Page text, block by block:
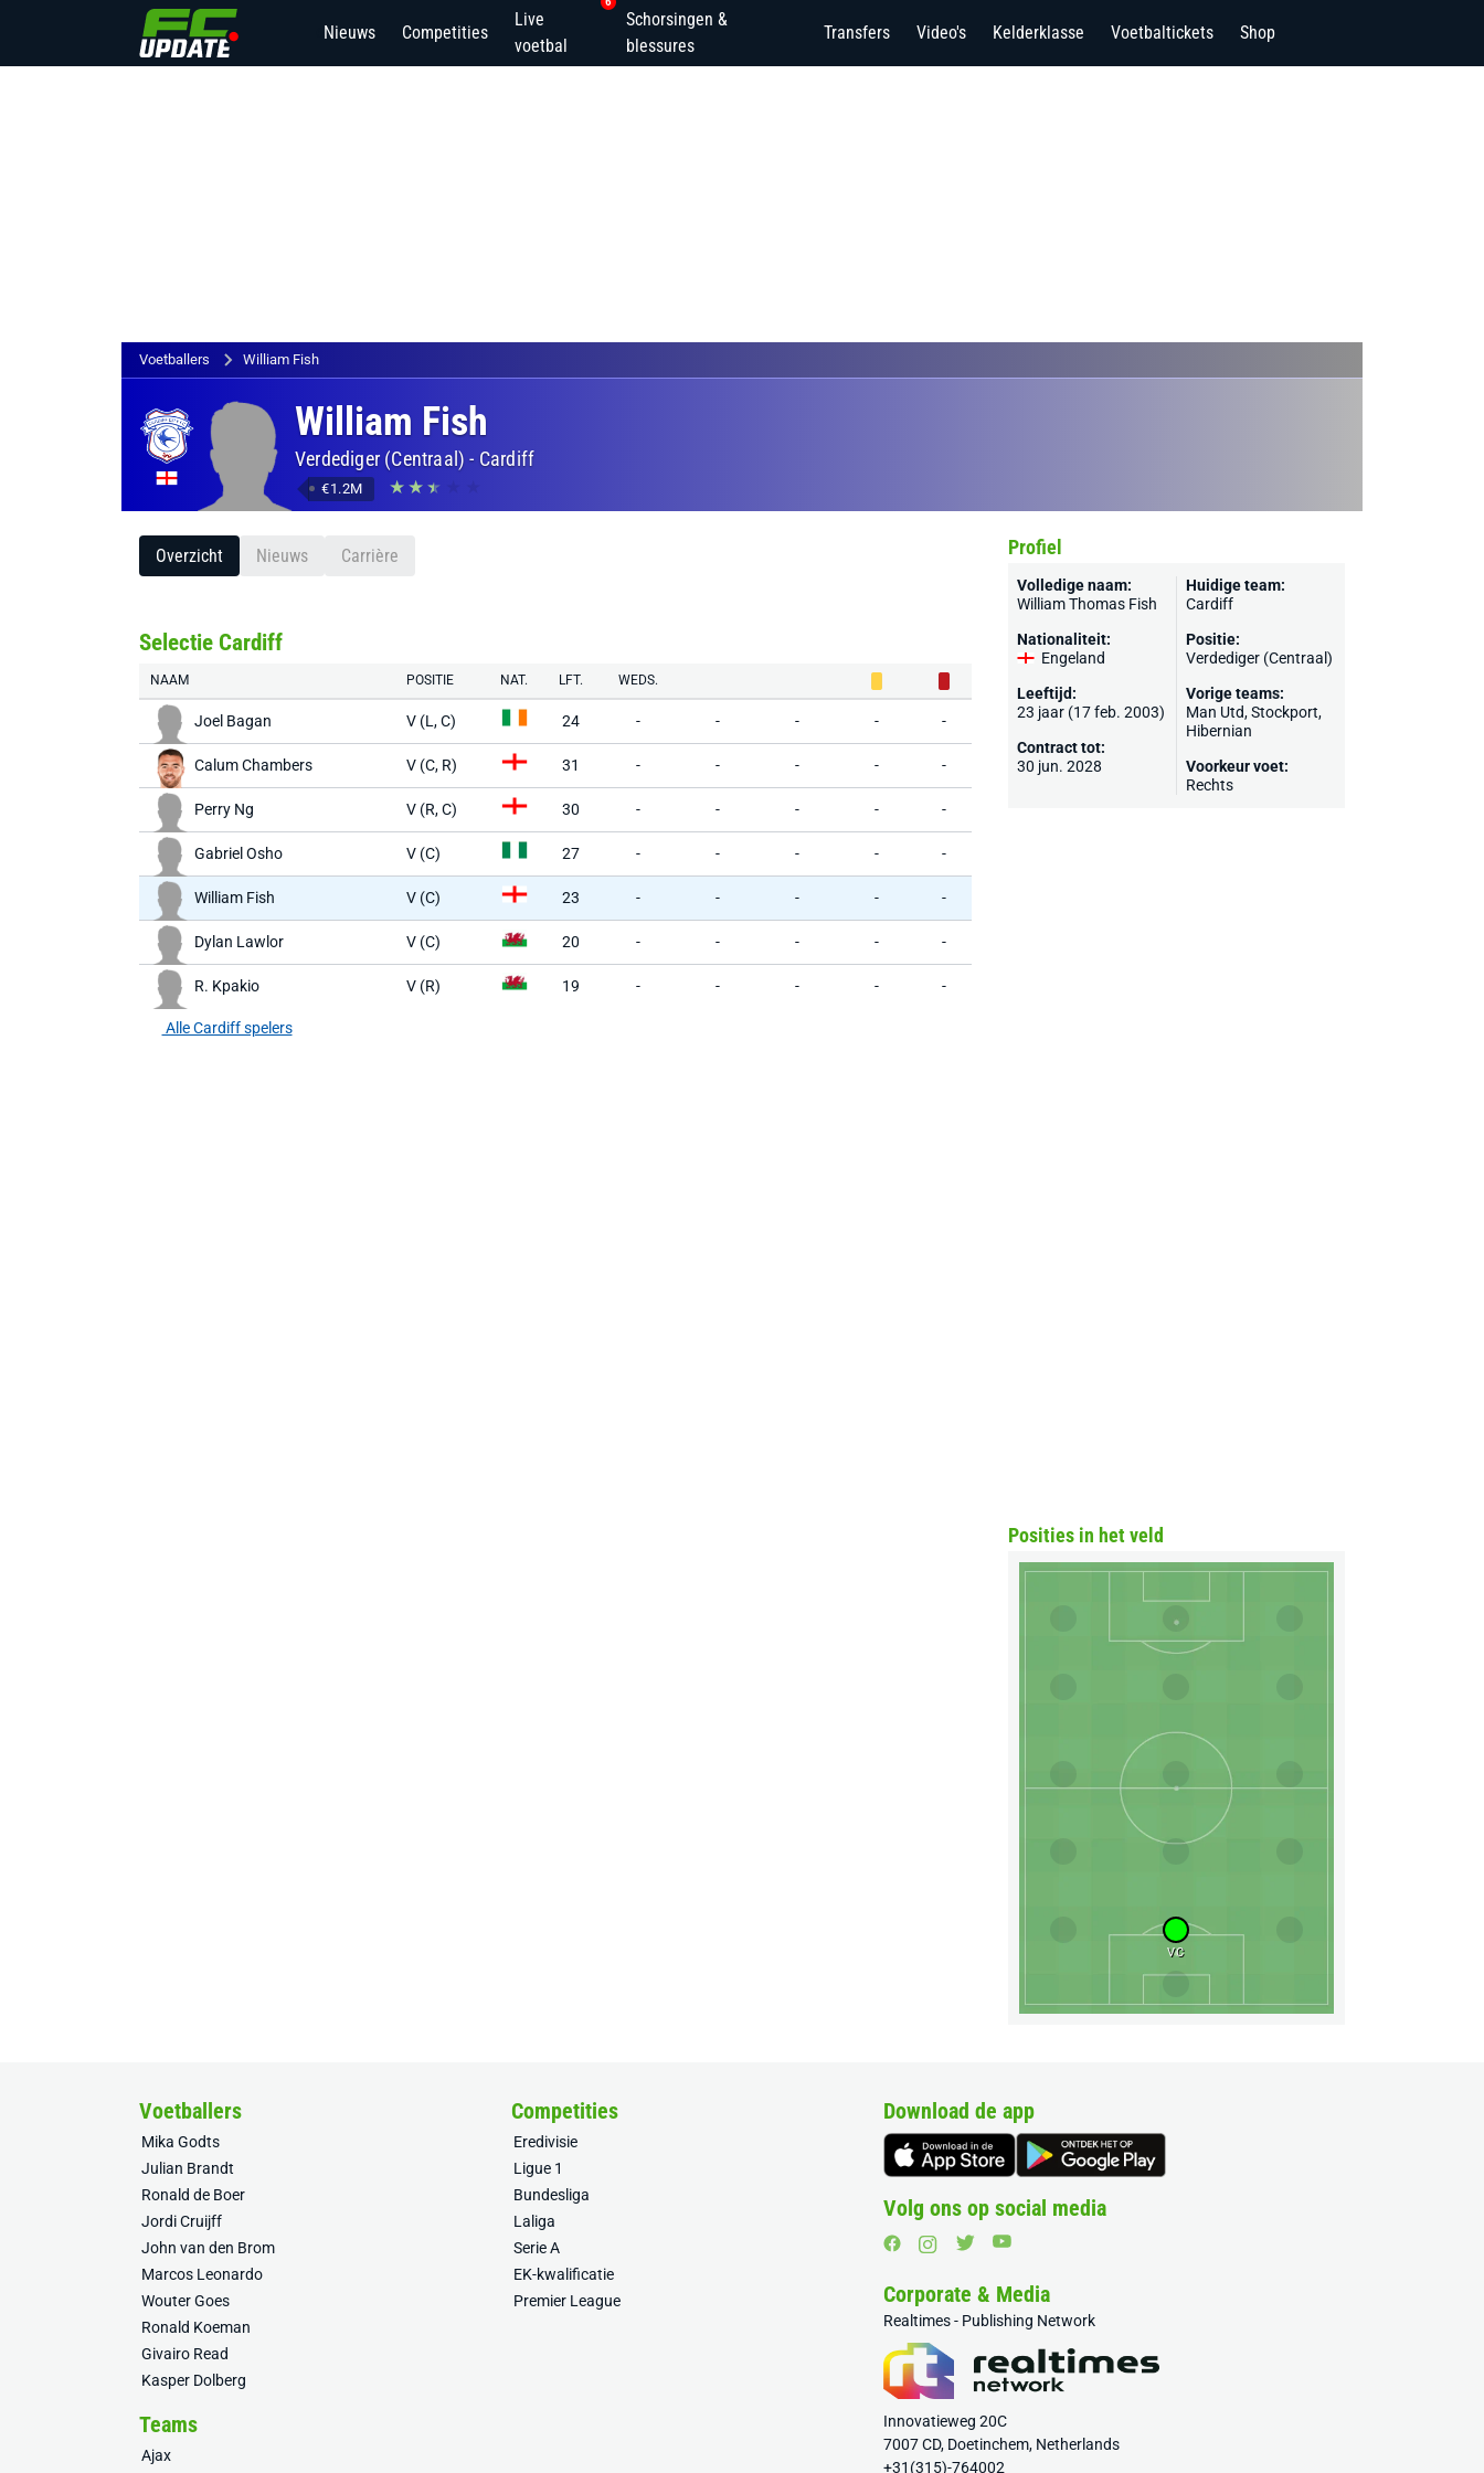
Nieuws Competities
Live
voetbal
Schorsingen &
blessures
Transfers Video's Kelderklasse Voetbaltickets Shop
Voetballers William Fish
William Fish
Verdediger (Centraal)- Cardiff
€1.2M
Overzicht Nieuws Carrière
Selectie Cardiff
NAAM POSITIE NAT. LFT. WEDS.
Joel Bagan V (L, C) 24 - - - - -
Calum Chambers V (C, R) 31 - - - - -
Perry Ng V (R, C) 30 - - - - -
Gabriel Osho V (C) 27 - - - - -
William Fish V (C) 23 - - - - -
Dylan Lawlor V (C) 20 - - - - -
R. Kpakio V (R) 19 - - - - -
Alle Cardiff spelers
Profiel
Volledige naam:
William Thomas Fish
Nationaliteit:
Engeland
Leeftijd:
23 jaar (17 feb. 2003)
Contract tot:
30 jun. 2028
Huidige team:
Cardiff
Positie:
Verdediger (Centraal)
Vorige teams:
Man Utd,Stockport,
Hibernian
Voorkeur voet:
Rechts
Posities in het veld
VC
Voetballers
Mika Godts
Julian Brandt
Ronald de Boer
Jordi Cruijff
John van den Brom
Marcos Leonardo
Wouter Goes
Ronald Koeman
Givairo Read
Kasper Dolberg
Competities
Eredivisie
Ligue 1
Bundesliga
Laliga
Serie A
EK-kwalificatie
Premier League
Teams
Ajax
Download de app
Volg ons op social media
Corporate & Media
Realtimes - Publishing Network
Innovatieweg 20C
7007 CD, Doetinchem, Netherlands
+31(315)-764002